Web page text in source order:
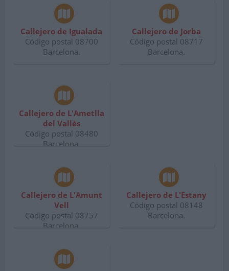
Callejero de Igualada
Código postal 08700
Barcelona.
Callejero de Jorba
Código postal 08717
Barcelona.
Callejero de L'Ametlla
del Vallès
Código postal 08480
Barcelona.
Callejero de L'Amunt
Vell
Código postal 08757
Barcelona.
Callejero de L'Estany
Código postal 08148
Barcelona.